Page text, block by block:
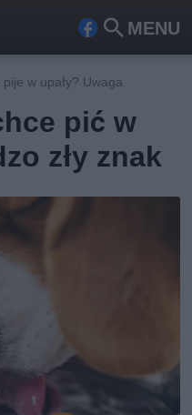
MENU
Fa
ook
Szu
pije w upały? Uwaga
pić w
zły znak